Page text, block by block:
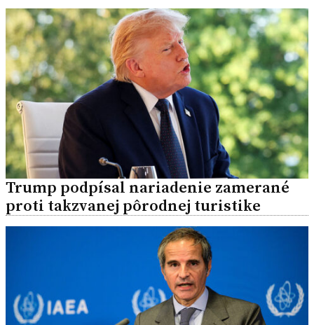
Trump podpísal nariadenie zamerané
proti takzvanej pôrodnej turistike